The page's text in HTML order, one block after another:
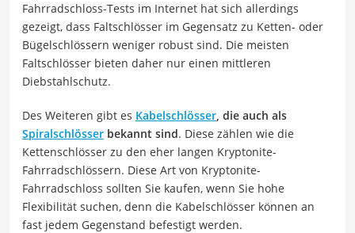
Fahrradschloss-Tests im Internet hat sich allerdings
gezeigt, dass Faltschlösser im Gegensatz zu Ketten- oder
Bügelschlössern weniger robust sind. Die meisten
Faltschlösser bieten daher nur einen mittleren
Diebstahlschutz.
Des Weiteren gibt es Kabelschlösser , die auch als
Spiralschlösser bekannt sind. Diese zählen wie die
Kettenschlösser zu den eher langen Kryptonite-
Fahrradschlössern. Diese Art von Kryptonite-
Fahrradschloss sollten Sie kaufen, wenn Sie hohe
Flexibilität suchen, denn die Kabelschlösser können an
fast jedem Gegenstand befestigt werden.